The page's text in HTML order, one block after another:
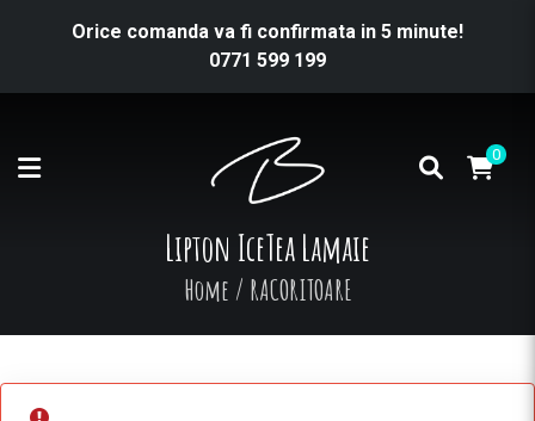
Orice comanda va fi confirmata in 5 minute!
0771 599 199
0
Lipton IceTea Lamaie
Home / RACORITOARE